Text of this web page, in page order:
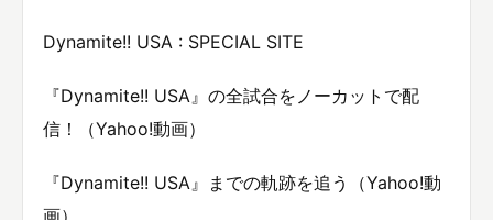
Dynamite!! USA : SPECIAL SITE
『Dynamite!! USA』の全試合をノーカットで配
信！（Yahoo!動画）
『Dynamite!! USA』までの軌跡を追う（Yahoo!動